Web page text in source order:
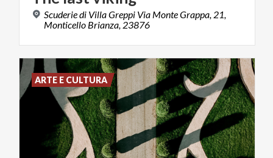
Scuderie di Villa Greppi Via Monte Grappa, 21,
Monticello Brianza, 23876
ARTE E CULTURA